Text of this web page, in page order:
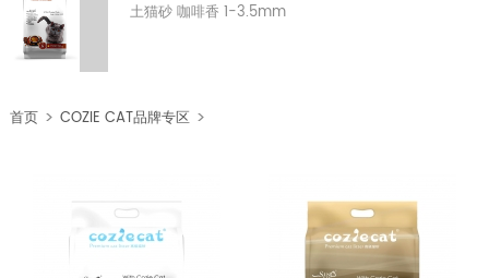
土猫砂 咖啡香 1-3.5mm
首页> COZIE CAT品牌专区>